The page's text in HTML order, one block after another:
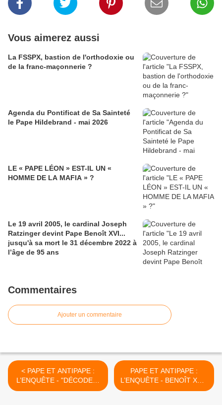
Vous aimerez aussi
La FSSPX, bastion de l'orthodoxie ou
de la franc-maçonnerie ?
Agenda du Pontificat de Sa Sainteté
le Pape Hildebrand - mai 2026
LE « PAPE LÉON » EST-IL UN «
HOMME DE LA MAFIA » ?
Le 19 avril 2005, le cardinal Joseph
Ratzinger devint Pape Benoît XVI...
jusqu'à sa mort le 31 décembre 2022 à
l’âge de 95 ans
Commentaires
Ajouter un commentaire
< PAPE ET ANTIPAPE :
L’ENQUÊTE - "DÉCODER"
LES DEUX LETTRES DE
PAPE ET ANTIPAPE :
L’ENQUÊTE - BENOÎT XVI :
"JE POURRAIS ÊTRE LE